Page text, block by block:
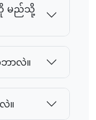
မည်သို့
ဘာလဲ။
။